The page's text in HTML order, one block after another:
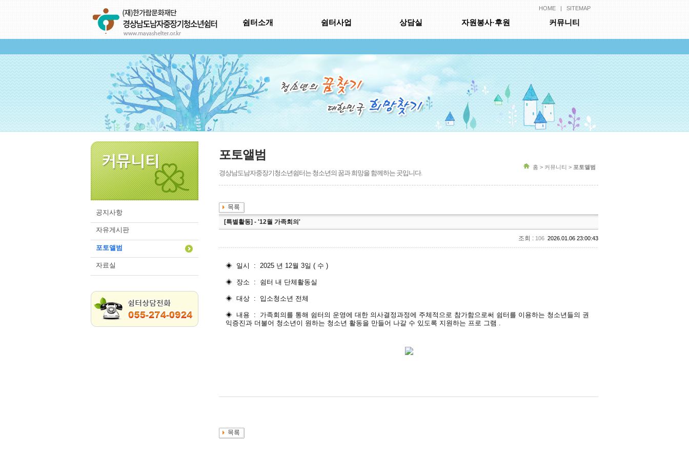
HOME | SITEMAP
쉼터소개 쉼터사업 상담실 자원봉사·후원 커뮤니티
공지사항
자유게시판
포토앨범
자료실
홈 > 커뮤니티 > 포토앨범
포토앨범
경상남도남자중장기청소년쉼터는 청소년의 꿈과 희망을 함께하는 곳입니다.
[특별활동] - '12월 가족회의'
조회 : 106 2026.01.06 23:00:43
◈ 일시 : 2025 년 12월 3일 ( 수 )
◈ 장소 : 쉼터 내 단체활동실
◈ 대상 : 입소청소년 전체
◈ 내용 : 가족회의를 통해 쉼터의 운영에 대한 의사결정과정에 주체적으로 참가함으로써 쉼터를 이용하는 청소년들의 권
익증진과 더불어 청소년이 원하는 청소년 활동을 만들어 나갈 수 있도록 지원하는 프로 그램 .